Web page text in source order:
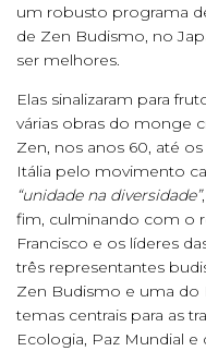
um robusto programa
de Zen Budismo, no
ser melhores.
Elas sinalizaram para
várias obras do monge
Zen, nos anos 60, até
Itália pelo movimento
“unidade na diversidade”
fim, culminando com o
Francisco e os líderes
três representantes
Zen Budismo e uma do
temas centrais para as
Ecologia, Paz Mundial